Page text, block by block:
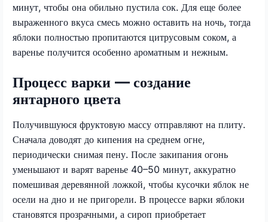
минут, чтобы она обильно пустила сок. Для еще более
выраженного вкуса смесь можно оставить на ночь, тогда
яблоки полностью пропитаются цитрусовым соком, а
варенье получится особенно ароматным и нежным.​
Процесс варки — создание
янтарного цвета
Получившуюся фруктовую массу отправляют на плиту.
Сначала доводят до кипения на среднем огне,
периодически снимая пену. После закипания огонь
уменьшают и варят варенье 40–50 минут, аккуратно
помешивая деревянной ложкой, чтобы кусочки яблок не
осели на дно и не пригорели. В процессе варки яблоки
становятся прозрачными, а сироп приобретает